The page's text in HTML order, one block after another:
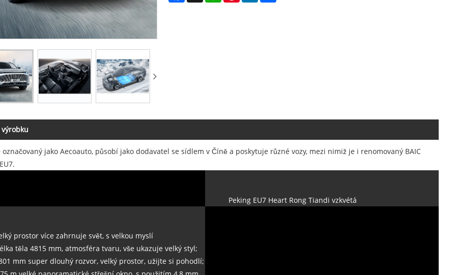
výrobku
označovaný jako Aecoauto, působí jako dodavatel se sídlem v Číně a poskytuje různé vozy, mezi nimiž je i renomovaný BAIC
Peking EU7 Heart Rong Tiandi vzkvétá
prostor více zahrnuje svět, s velkou myslí
těla 4815 mm, atmosféra tvaru, vše ukazuje velký styl;
mm super dlouhý rozvor, velký prostor, užijte si pohodlí;